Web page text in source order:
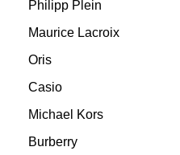
Philipp Plein
Maurice Lacroix
Oris
Casio
Michael Kors
Burberry